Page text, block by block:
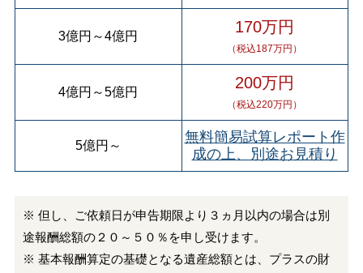
3億円 ～4億円 170万円
（税込187万円）
4億円 ～5億円 200万円
（税込220万円）
5億円 ～
無料簡易試算レポート作
成の上、別途お見積り
※ 但し、ご依頼日が申告期限より３ヵ月以内の場合は別
途報酬総額の２０～５０％を申し受けます。
※ 基本報酬算定の基礎となる遺産総額とは、プラスの財